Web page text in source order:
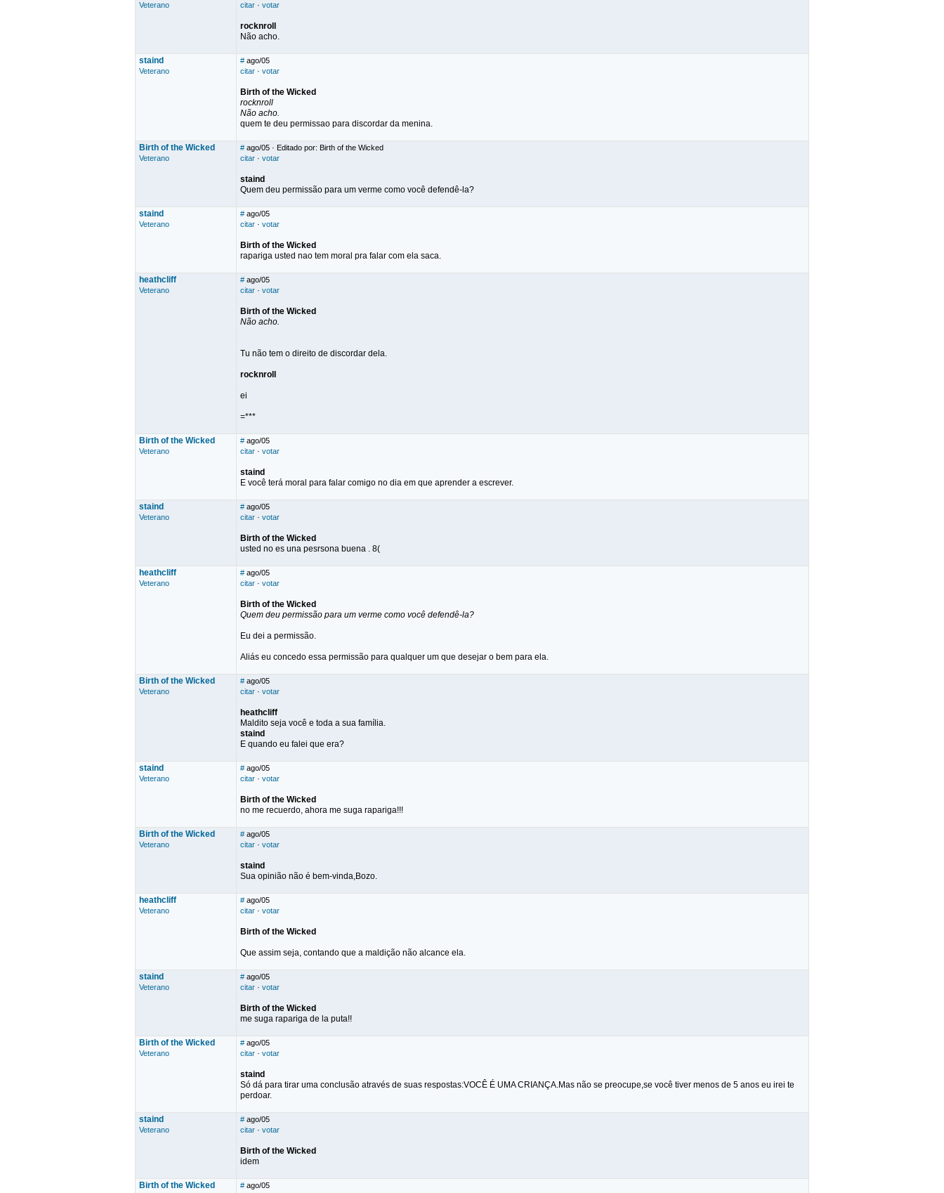
Veterano
citar · votar
rocknroll
Não acho.
staind
Veterano
# ago/05
citar · votar
Birth of the Wicked
rocknroll
Não acho.
quem te deu permissao para discordar da menina.
Birth of the Wicked
Veterano
# ago/05 · Editado por: Birth of the Wicked
citar · votar
staind
Quem deu permissão para um verme como você defendê-la?
staind
Veterano
# ago/05
citar · votar
Birth of the Wicked
rapariga usted nao tem moral pra falar com ela saca.
heathcliff
Veterano
# ago/05
citar · votar
Birth of the Wicked
Não acho.
Tu não tem o direito de discordar dela.
rocknroll
ei
=***
Birth of the Wicked
Veterano
# ago/05
citar · votar
staind
E você terá moral para falar comigo no dia em que aprender a escrever.
staind
Veterano
# ago/05
citar · votar
Birth of the Wicked
usted no es una pesrsona buena . 8(
heathcliff
Veterano
# ago/05
citar · votar
Birth of the Wicked
Quem deu permissão para um verme como você defendê-la?
Eu dei a permissão.
Aliás eu concedo essa permissão para qualquer um que desejar o bem para ela.
Birth of the Wicked
Veterano
# ago/05
citar · votar
heathcliff
Maldito seja você e toda a sua família.
staind
E quando eu falei que era?
staind
Veterano
# ago/05
citar · votar
Birth of the Wicked
no me recuerdo, ahora me suga rapariga!!!
Birth of the Wicked
Veterano
# ago/05
citar · votar
staind
Sua opinião não é bem-vinda,Bozo.
heathcliff
Veterano
# ago/05
citar · votar
Birth of the Wicked
Que assim seja, contando que a maldição não alcance ela.
staind
Veterano
# ago/05
citar · votar
Birth of the Wicked
me suga rapariga de la puta!!
Birth of the Wicked
Veterano
# ago/05
citar · votar
staind
Só dá para tirar uma conclusão através de suas respostas:VOCÊ É UMA CRIANÇA.Mas não se preocupe,se você tiver menos de 5 anos eu irei te
perdoar.
staind
Veterano
# ago/05
citar · votar
Birth of the Wicked
idem
Birth of the Wicked # ago/05